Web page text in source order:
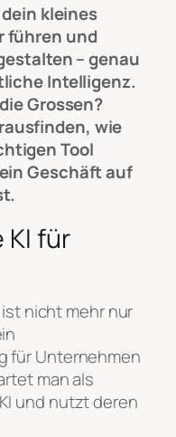
kleines
führen und
– genau
Intelligenz.
Grossen?
wie
Tool
Geschäft auf
KI für
nicht mehr nur
für Unternehmen
man als
und nutzt deren